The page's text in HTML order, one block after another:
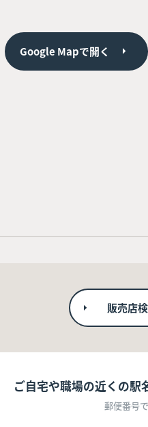
Google Mapで開く
販売店
ご自宅や職場の近くの駅
郵便番号